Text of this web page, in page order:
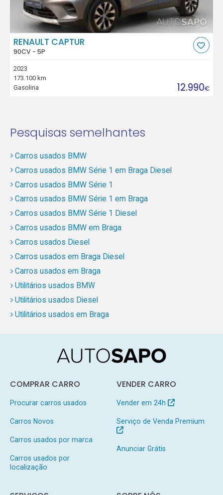
RENAULT CAPTUR
90CV - 5P
2023
173.100 km
Gasolina
12.990€
Pesquisas semelhantes
Carros usados BMW
Carros usados BMW Série 1 em Braga Diesel
Carros usados BMW Série 1
Carros usados BMW Série 1 em Braga
Carros usados BMW Série 1 Diesel
Carros usados BMW em Braga
Carros usados Diesel
Carros usados em Braga Diesel
Carros usados em Braga
Utilitários usados BMW
Utilitários usados Diesel
Utilitários usados em Braga
COMPRAR CARRO
Procurar carros usados
Carros Novos
Carros usados por marca
Carros usados por
localização
VENDER CARRO
Vender em 24h
Serviço de Venda Premium
Anunciar Grátis